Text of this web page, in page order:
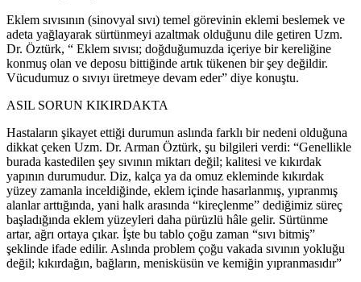
Eklem sıvısının (sinovyal sıvı) temel görevinin eklemi beslemek ve
adeta yağlayarak sürtünmeyi azaltmak olduğunu dile getiren Uzm.
Dr. Öztürk, “ Eklem sıvısı; doğduğumuzda içeriye bir kereliğine
konmuş olan ve deposu bittiğinde artık tükenen bir şey değildir.
Vücudumuz o sıvıyı üretmeye devam eder” diye konuştu.
ASIL SORUN KIKIRDAKTA
Hastaların şikayet ettiği durumun aslında farklı bir nedeni olduğuna
dikkat çeken Uzm. Dr. Arman Öztürk, şu bilgileri verdi: “Genellikle
burada kastedilen şey sıvının miktarı değil; kalitesi ve kıkırdak
yapının durumudur. Diz, kalça ya da omuz ekleminde kıkırdak
yüzey zamanla inceldiğinde, eklem içinde hasarlanmış, yıpranmış
alanlar arttığında, yani halk arasında “kireçlenme” dediğimiz süreç
başladığında eklem yüzeyleri daha pürüzlü hâle gelir. Sürtünme
artar, ağrı ortaya çıkar. İşte bu tablo çoğu zaman “sıvı bitmiş”
şeklinde ifade edilir. Aslında problem çoğu vakada sıvının yokluğu
değil; kıkırdağın, bağların, menisküsün ve kemiğin yıpranmasıdır”